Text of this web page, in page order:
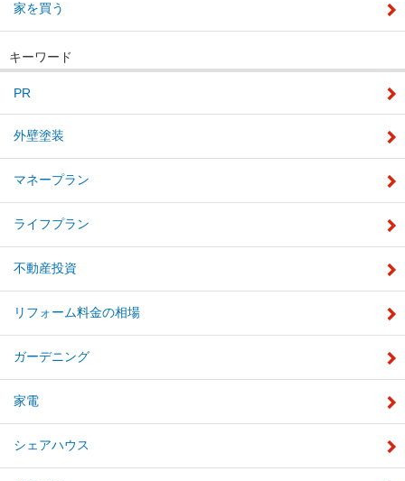
家を買う
キーワード
PR
外壁塗装
マネープラン
ライフプラン
不動産投資
リフォーム料金の相場
ガーデニング
家電
シェアハウス